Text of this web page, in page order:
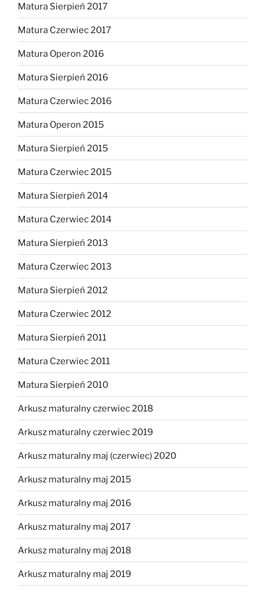
Matura Sierpień 2017
Matura Czerwiec 2017
Matura Operon 2016
Matura Sierpień 2016
Matura Czerwiec 2016
Matura Operon 2015
Matura Sierpień 2015
Matura Czerwiec 2015
Matura Sierpień 2014
Matura Czerwiec 2014
Matura Sierpień 2013
Matura Czerwiec 2013
Matura Sierpień 2012
Matura Czerwiec 2012
Matura Sierpień 2011
Matura Czerwiec 2011
Matura Sierpień 2010
Arkusz maturalny czerwiec 2018
Arkusz maturalny czerwiec 2019
Arkusz maturalny maj (czerwiec) 2020
Arkusz maturalny maj 2015
Arkusz maturalny maj 2016
Arkusz maturalny maj 2017
Arkusz maturalny maj 2018
Arkusz maturalny maj 2019